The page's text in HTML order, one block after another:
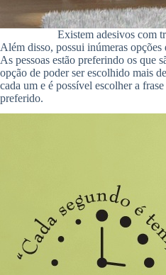
Existem adesivos com
Além disso, possui inúmeras opções
As pessoas estão preferindo os que
opção de poder ser escolhido mais
cada um e é possível escolher a
preferido.